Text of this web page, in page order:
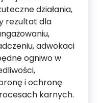
działania,
rezultat dla
adwokaci
ogniwo w
i ochronę
karnych.